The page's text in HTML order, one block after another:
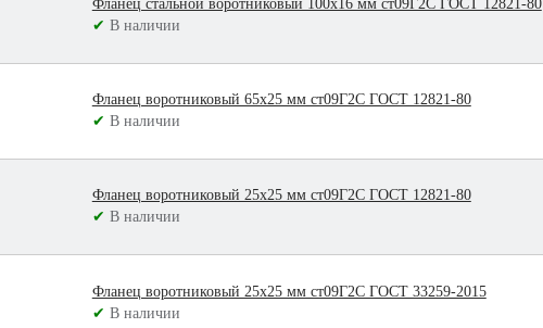
Фланец стальной воротниковый 100х16 мм ст09Г2С ГОСТ 12821-80
✔ В наличии
Фланец воротниковый 65х25 мм ст09Г2С ГОСТ 12821-80
✔ В наличии
Фланец воротниковый 25х25 мм ст09Г2С ГОСТ 12821-80
✔ В наличии
Фланец воротниковый 25х25 мм ст09Г2С ГОСТ 33259-2015
✔ В наличии